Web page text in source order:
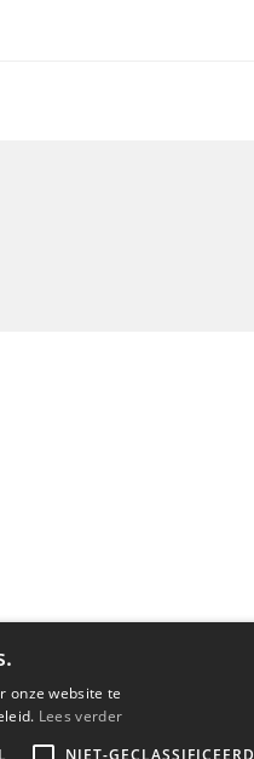
onze website te
Lees verder
NIET-GECLASSIFICEERD